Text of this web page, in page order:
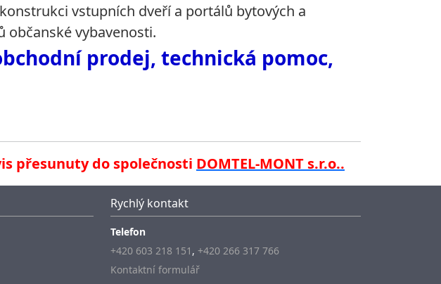
vstupních dveří a portálů bytových a
vybavenosti.
prodej, technická pomoc,
přesunuty do společnosti DOMTEL-MONT s.r.o..
Rychlý kontakt
Telefon
+420 603 218 151 , +420 266 317 766
Kontaktní formulář